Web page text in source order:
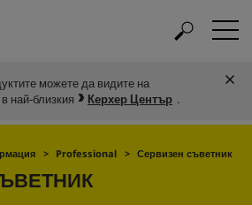
можете да видите на
най-близкия Керхер Център .
Professional Сервизен съветник